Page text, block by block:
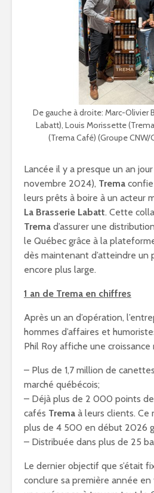
De gauche à droite: Marc-Olivier
Labatt), Louis Morissette
(Trema Café) (Groupe CNW/
Lancée il y a presque un an
novembre 2024), Trema
leurs prêts à boire à un acteur
La Brasserie Labatt. Cette
Trema d’assurer une
le Québec grâce à la
dès maintenant d’atteindre un
encore plus large.
1 an de Trema en chiffres
Après un an d’opération,
hommes d’affaires et
Phil Roy affiche une croissance
– Plus de 1,7 million de
marché québécois;
– Déjà plus de 2 000 points
cafés Trema à leurs clients. Ce
plus de 4 500 en début 2026
– Distribuée dans plus de 25
Le dernier objectif que s’était
conclure sa première année en